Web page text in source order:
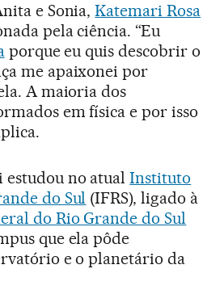
e Sonia,Katemari Rosa
pela ciência. “Eu
porque eu quis descobrir o
me apaixonei por
A maioria dos
em física e por isso
estudou no atualInstituto
do Sul (IFRS), ligado à
do Rio Grande do Sul
que ela pôde
e o planetário da